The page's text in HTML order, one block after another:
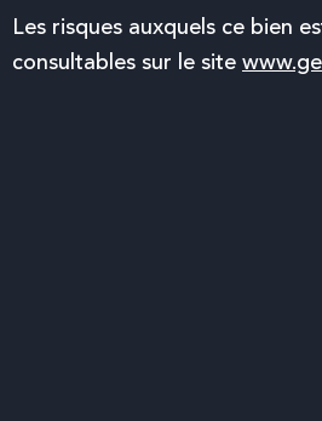
Les risques auxquels ce bien
consultables sur le site